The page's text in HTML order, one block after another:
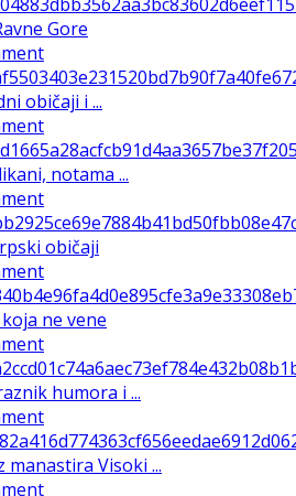
Gore
običaji i ...
notama ...
običaji
ne vene
humora i ...
manastira Visoki ...